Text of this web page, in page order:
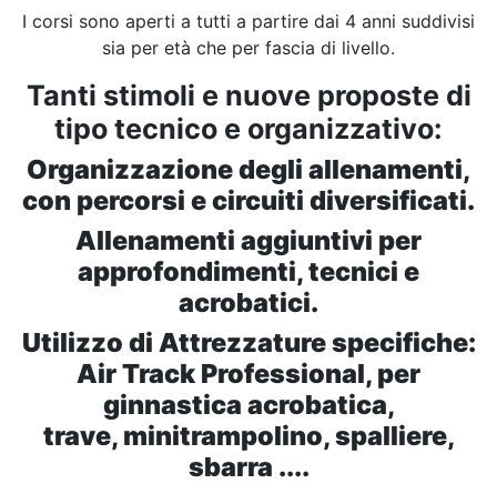
I corsi sono aperti a tutti a partire dai 4 anni suddivisi
sia per età che per fascia di livello.
Tanti stimoli e nuove proposte di
tipo tecnico e organizzativo:
Organizzazione degli allenamenti,
con percorsi e circuiti diversificati.
Allenamenti aggiuntivi per
approfondimenti, tecnici e
acrobatici.
Utilizzo di Attrezzature specifiche:
Air Track Professional, per
ginnastica acrobatica,
trave, minitrampolino, spalliere,
sbarra ....